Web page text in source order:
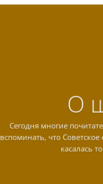
О
Сегодня многие
вспоминать, что
касалась